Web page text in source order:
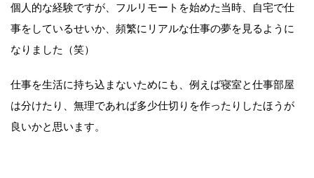
個人的な経験ですが、フルリモートを始めた当時、自宅で仕
事をしているせいか、頻繁にリアルな仕事の夢を見るように
なりました（笑）
仕事を生活に持ち込まないためにも、例えば寝室と仕事部屋
は分けたり、無理であれば多少仕切りを作ったりしたほうが
良いかと思います。